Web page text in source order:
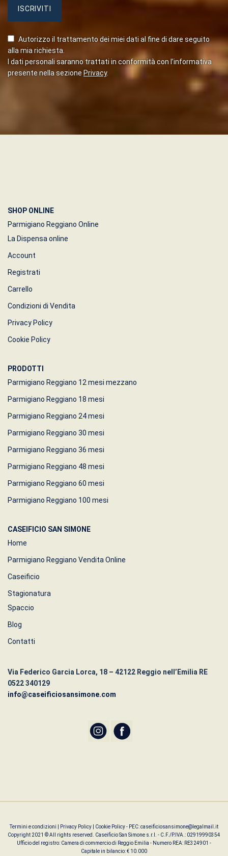
Autorizzo il trattamento dei miei dati al fine di dare seguito
alla mia richiesta.
I dati personali saranno trattati in conformità con l’informativa
presente nella sezione Privacy.
SHOP ONLINE
Parmigiano Reggiano Online
La Dispensa online
Account
Registrati
Carrello
Condizioni di Vendita
Privacy Policy
Cookie Policy
PRODOTTI
Parmigiano Reggiano 12 mesi mezzano
Parmigiano Reggiano 18 mesi
Parmigiano Reggiano 24 mesi
Parmigiano Reggiano 30 mesi
Parmigiano Reggiano 36 mesi
Parmigiano Reggiano 48 mesi
Parmigiano Reggiano 60 mesi
Parmigiano Reggiano 100 mesi
CASEIFICIO SAN SIMONE
Home
Parmigiano Reggiano Vendita Online
Caseificio
Stagionatura
Spaccio
Blog
Contatti
Via Federico Garcia Lorca, 18 – 42122 Reggio nell’Emilia RE
0522 340129
info@caseificiosansimone.com
Termini e condizioni Privacy Policy Cookie Policy- PEC: caseificiosansimone@legalmail.it
Copyright 2021 © All rights reserved. Caseificio San Simone s.r.l. - C.F./P.IVA.: 02919990354
Ufficio del registro: Camera di commercio di Reggio Emilia - Numero REA: RE324901 -
Capitale in bilancio: € 10.000